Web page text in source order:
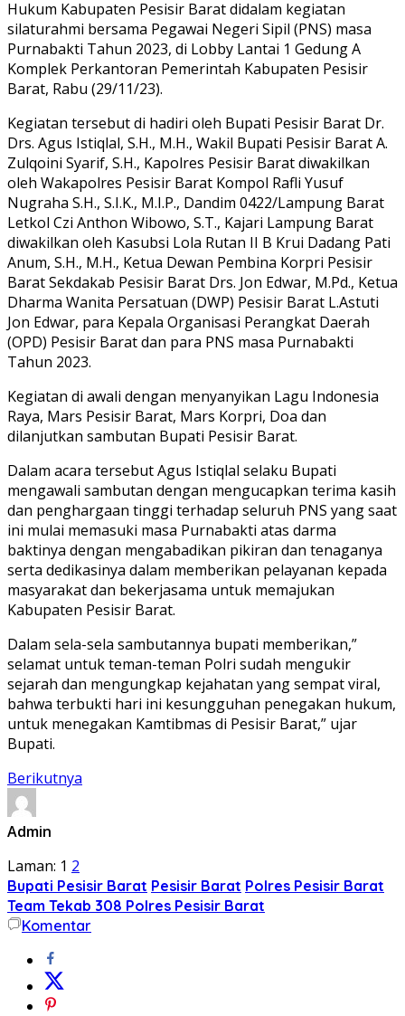
Hukum Kabupaten Pesisir Barat didalam kegiatan
silaturahmi bersama Pegawai Negeri Sipil (PNS) masa
Purnabakti Tahun 2023, di Lobby Lantai 1 Gedung A
Komplek Perkantoran Pemerintah Kabupaten Pesisir
Barat, Rabu (29/11/23).
Kegiatan tersebut di hadiri oleh Bupati Pesisir Barat Dr.
Drs. Agus Istiqlal, S.H., M.H., Wakil Bupati Pesisir Barat A.
Zulqoini Syarif, S.H., Kapolres Pesisir Barat diwakilkan
oleh Wakapolres Pesisir Barat Kompol Rafli Yusuf
Nugraha S.H., S.I.K., M.I.P., Dandim 0422/Lampung Barat
Letkol Czi Anthon Wibowo, S.T., Kajari Lampung Barat
diwakilkan oleh Kasubsi Lola Rutan II B Krui Dadang Pati
Anum, S.H., M.H., Ketua Dewan Pembina Korpri Pesisir
Barat Sekdakab Pesisir Barat Drs. Jon Edwar, M.Pd., Ketua
Dharma Wanita Persatuan (DWP) Pesisir Barat L.Astuti
Jon Edwar, para Kepala Organisasi Perangkat Daerah
(OPD) Pesisir Barat dan para PNS masa Purnabakti
Tahun 2023.
Kegiatan di awali dengan menyanyikan Lagu Indonesia
Raya, Mars Pesisir Barat, Mars Korpri, Doa dan
dilanjutkan sambutan Bupati Pesisir Barat.
Dalam acara tersebut Agus Istiqlal selaku Bupati
mengawali sambutan dengan mengucapkan terima kasih
dan penghargaan tinggi terhadap seluruh PNS yang saat
ini mulai memasuki masa Purnabakti atas darma
baktinya dengan mengabadikan pikiran dan tenaganya
serta dedikasinya dalam memberikan pelayanan kepada
masyarakat dan bekerjasama untuk memajukan
Kabupaten Pesisir Barat.
Dalam sela-sela sambutannya bupati memberikan,”
selamat untuk teman-teman Polri sudah mengukir
sejarah dan mengungkap kejahatan yang sempat viral,
bahwa terbukti hari ini kesungguhan penegakan hukum,
untuk menegakan Kamtibmas di Pesisir Barat,” ujar
Bupati.
Berikutnya
Admin
Laman: 1 2
Bupati Pesisir Barat Pesisir Barat Polres Pesisir Barat
Team Tekab 308 Polres Pesisir Barat
Komentar